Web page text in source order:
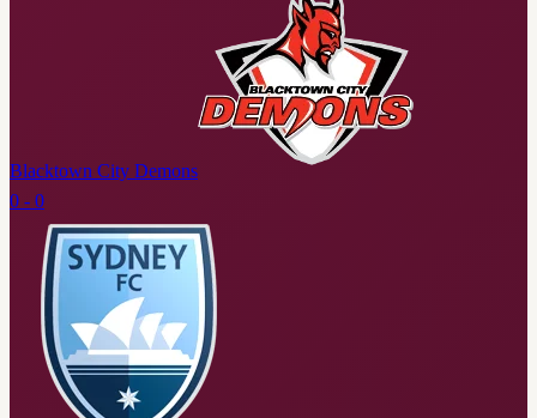
Blacktown City Demons
0 - 0